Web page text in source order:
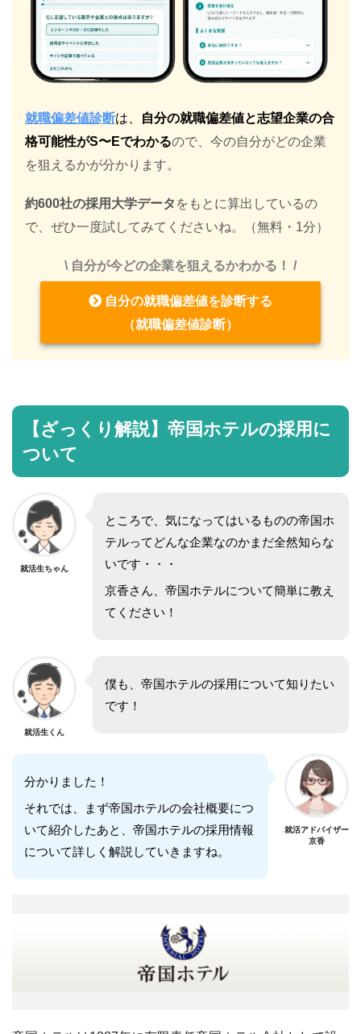
就職偏差値診断は、
自分の就職偏差値と志望企業の合
格可能性がS〜Eでわかるので、今の自分がどの企業
を狙えるかが分かります。
約600社の採用大学データ をもとに算出しているの
で、ぜひ一度試してみてくださいね。（無料・1分）
\ 自分が今どの企業を狙えるかわかる！ /
自分の就職偏差値を診断する
（就職偏差値診断）
【ざっくり解説】帝国ホテルの採用に
ついて
就活生ちゃん
ところで、気になってはいるものの帝国ホ
テルってどんな企業なのかまだ全然知らな
いです・・・
京香さん、帝国ホテルについて簡単に教え
てください！
就活生くん
僕も、帝国ホテルの採用について知りたい
です！
分かりました！
それでは、まず帝国ホテルの会社概要につ
いて紹介したあと、帝国ホテルの採用情報
について詳しく解説していきますね。
就活アドバイザー
京香